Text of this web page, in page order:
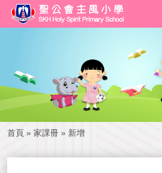
首頁 » 家課冊 » 新增